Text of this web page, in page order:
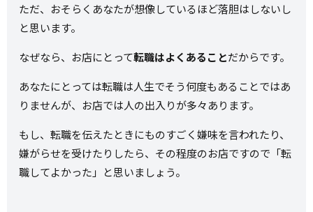
ただ、おそらくあなたが想像しているほど落胆はしないし
と思います。
なぜなら、お店にとって転職はよくあることだからです。
あなたにとっては転職は人生でそう何度もあることではあ
りませんが、お店では人の出入りが多々あります。
もし、転職を伝えたときにものすごく嫌味を言われたり、
嫌がらせを受けたりしたら、その程度のお店ですので「転
職してよかった」と思いましょう。